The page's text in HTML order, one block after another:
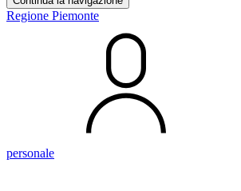
Regione Piemonte
personale